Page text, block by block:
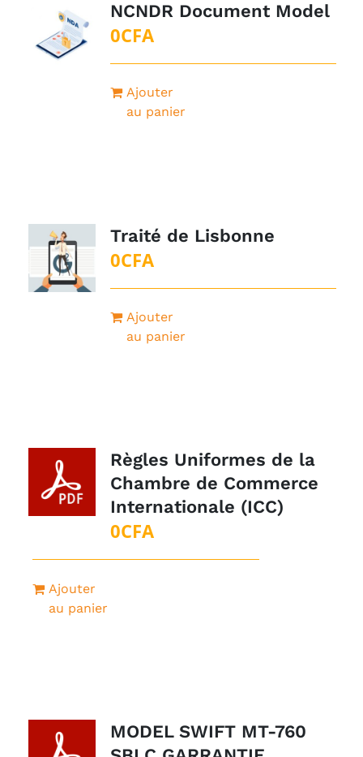
NCNDR Document Model
0CFA
Ajouter
au panier
Traité de Lisbonne
0CFA
Ajouter
au panier
Règles Uniformes de la
Chambre de Commerce
Internationale (ICC)
0CFA
Ajouter
au panier
MODEL SWIFT MT-760